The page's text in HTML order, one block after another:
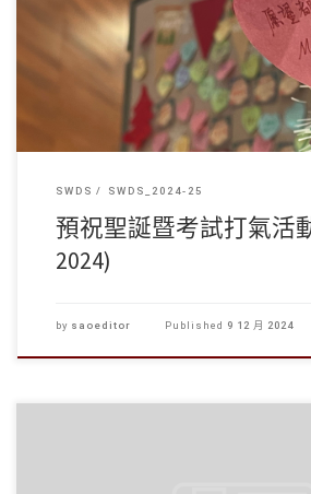
預祝聖誕暨考試打氣活動 上學期的最後
SWDS SWDS_2024-25
預祝聖誕暨考試打氣活
2024)
by saoeditor Published 9 12 月 2024